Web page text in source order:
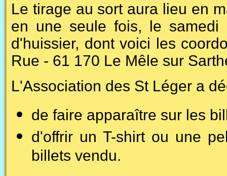
Le tirage au sort aura lieu en
en une seule fois, le
d'huissier, dont voici les
Rue - 61 170 Le Mêle sur
L'Association des St Léger a
de faire apparaître sur les
d'offrir un T-shirt ou une
billets vendu.